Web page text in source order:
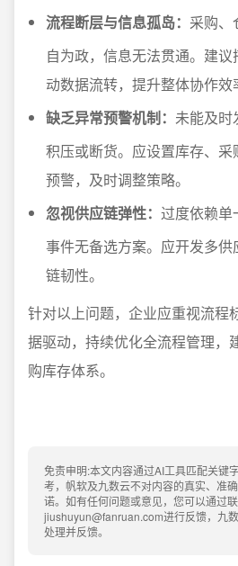
流程断层与信息孤岛： 采购、
自为政，信息无法贯通。建
动数据流转，提升整体协作效
缺乏异常预警机制： 未能及时
积压或断货。应设置库存、
预警，及时调整策略。
忽视供应链弹性： 过度依赖单
事件无备选方案。应开发多
链韧性。
针对以上问题，企业应重视流程
据驱动，持续优化全流程管理，
购库存体系。
免责申明:本文内容通过AI工具匹配关键
考，帆软及九数云不对内容的真实、准
诺。如有任何问题或意见，您可以通过
jiushuyun@fanruan.com进行反馈，九
处理并反馈。